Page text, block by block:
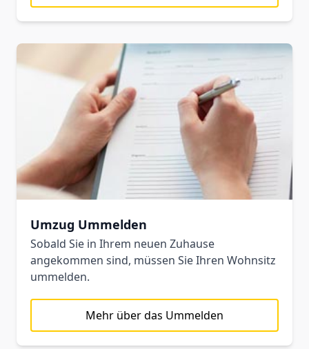
Umzug Ummelden
Sobald Sie in Ihrem neuen Zuhause
angekommen sind, müssen Sie Ihren Wohnsitz
ummelden.
Mehr über das Ummelden